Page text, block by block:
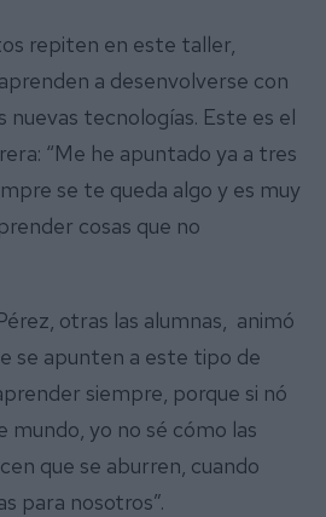
repiten en este taller,
a desenvolverse con
nuevas tecnologías. Este es el
“Me he apuntado ya a tres
se te queda algo y es muy
cosas que no
otras las alumnas, animó
se apunten a este tipo de
siempre, porque si nó
mundo, yo no sé cómo las
que se aburren, cuando
para nosotros”.